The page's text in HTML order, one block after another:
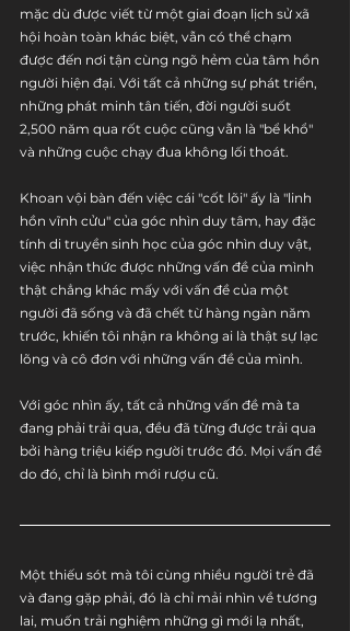
mặc dù được viết từ một giai đoạn lịch sử xã
hội hoàn toàn khác biệt, vẫn có thể chạm
được đến nơi tận cùng ngõ hẻm của tâm hồn
người hiện đại. Với tất cả những sự phát triển,
những phát minh tân tiến, đời người suốt
2,500 năm qua rốt cuộc cũng vẫn là "bể khổ"
và những cuộc chạy đua không lối thoát.
Khoan vội bàn đến việc cái "cốt lõi" ấy là "linh
hồn vĩnh cửu" của góc nhìn duy tâm, hay đặc
tính di truyền sinh học của góc nhìn duy vật,
việc nhận thức được những vấn đề của mình
thật chẳng khác mấy với vấn đề của một
người đã sống và đã chết từ hàng ngàn năm
trước, khiến tôi nhận ra không ai là thật sự lạc
lõng và cô đơn với những vấn đề của mình.
Với góc nhìn ấy, tất cả những vấn đề mà ta
đang phải trải qua, đều đã từng được trải qua
bởi hàng triệu kiếp người trước đó. Mọi vấn đề
do đó, chỉ là bình mới rượu cũ.
Một thiếu sót mà tôi cùng nhiều người trẻ đã
và đang gặp phải, đó là chỉ mải nhìn về tương
lai, muốn trải nghiệm những gì mới lạ nhất,